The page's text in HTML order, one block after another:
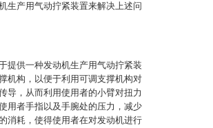
生产用气动拧紧装置来解决上述问
提供一种发动机生产用气动拧紧装
机构，以便于利用可调支撑机构对
导，从而利用使用者的小臂对扭力
用者手指以及手腕处的压力，减少
消耗，使得使用者在对发动机进行